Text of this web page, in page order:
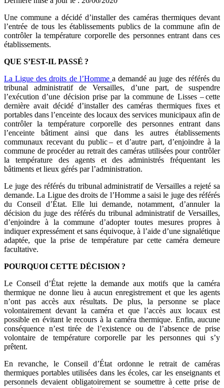
Une commune a décidé d’installer des caméras thermiques devant
l’entrée de tous les établissements publics de la commune afin de
contrôler la température corporelle des personnes entrant dans ces
établissements.
QUE S’EST-IL PASSÉ ?
La Ligue des droits de l’Homme a demandé au juge des référés du
tribunal administratif de Versailles, d’une part, de suspendre
l’exécution d’une décision prise par la commune de Lisses – cette
dernière avait décidé d’installer des caméras thermiques fixes et
portables dans l’enceinte des locaux des services municipaux afin de
contrôler la température corporelle des personnes entrant dans
l’enceinte bâtiment ainsi que dans les autres établissements
communaux recevant du public – et d’autre part, d’enjoindre à la
commune de procéder au retrait des caméras utilisées pour contrôler
la température des agents et des administrés fréquentant les
bâtiments et lieux gérés par l’administration.
Le juge des référés du tribunal administratif de Versailles a rejeté sa
demande. La Ligue des droits de l’Homme a saisi le juge des référés
du Conseil d’État. Elle lui demande, notamment, d’annuler la
décision du juge des référés du tribunal administratif de Versailles,
d’enjoindre à la commune d’adopter toutes mesures propres à
indiquer expressément et sans équivoque, à l’aide d’une signalétique
adaptée, que la prise de température par cette caméra demeure
facultative.
POURQUOI CETTE DÉCISION ?
Le Conseil d’État rejette la demande aux motifs que la caméra
thermique ne donne lieu à aucun enregistrement et que les agents
n’ont pas accès aux résultats. De plus, la personne se place
volontairement devant la caméra et que l’accès aux locaux est
possible en évitant le recours à la caméra thermique. Enfin, aucune
conséquence n’est tirée de l’existence ou de l’absence de prise
volontaire de température corporelle par les personnes qui s’y
prêtent.
En revanche, le Conseil d’État ordonne le retrait de caméras
thermiques portables utilisées dans les écoles, car les enseignants et
personnels devaient obligatoirement se soumettre à cette prise de